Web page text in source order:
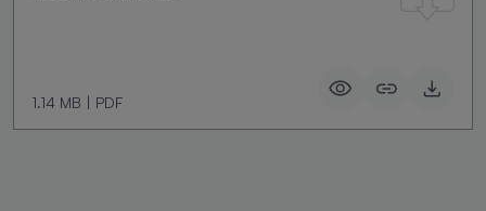
1.14 MB | PDF